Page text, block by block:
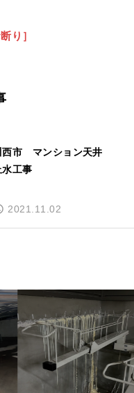
り］
西市 マンション天井
水工事
2021.11.02